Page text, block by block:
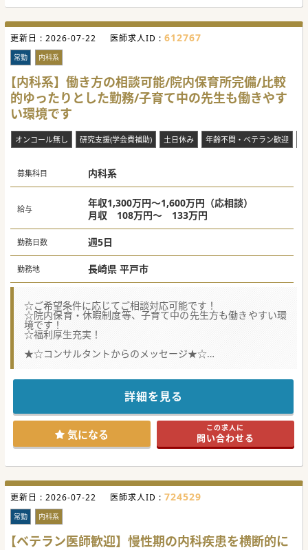
更新日 : 2026-07-22 医師求人ID : 612767
常勤 内科系
【内科系】働き方の相談可能/院内保育所完備/比較
的ゆったりとした勤務/子育て中の先生も働きやす
い環境です
オンコール無し 研究支援(学会費補助) 土日休み 年齢不問・ベテラン歓迎
募集科目 内科系
給与
年収1,300万円～1,600万円（応相談）
月収 108万円～ 133万円
勤務日数 週5日
勤務地 長崎県 平戸市
☆ご希望条件に応じてご相談対応可能です！
☆院内保育・休暇制度等、子育て中の先生方も働きやすい環
境です！
☆福利厚生充実！
★☆コンサルタントからのメッセージ★☆
平戸市にある、へき地医療への貢献が評価されたりなど、北
急性期から介護、離島等の地域医療まで幅広く経験でき、総
合力を身につけられる環境で、
特に離島診療では、医師に疲弊させない応援体制や関連病院
との定期的連携を大切されてます。
内科系全般の対応と各先生方の専門性を生かした診療をお願
い致します！
#春入職可 #秋入職可
詳細を見る
気になる この求人に
問い合わせる
更新日 : 2026-07-22 医師求人ID : 724529
常勤 内科系
【ベテラン医師歓迎】慢性期の内科疾患を横断的に